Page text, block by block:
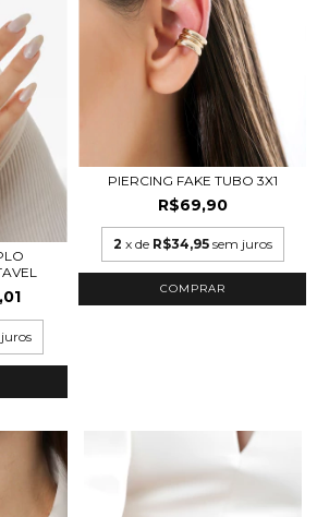
PIERCING FAKE TUBO 3X1
R$69,90
2 x de R$34,95 sem juros
COMPRAR